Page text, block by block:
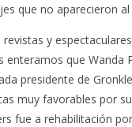
que no aparecieron al
y
enteramos que Wanda
presidente de
muy favorables por
fue a rehabilitación